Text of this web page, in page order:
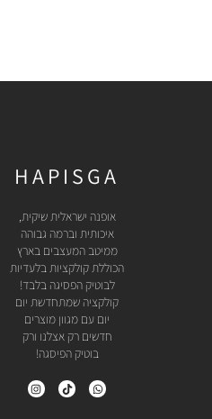
HAPISGA
אופנה ישראלית שיקית,
איכותית וברמה גבוהה
ממיטב המעצבים בארץ
הכוללת קולקציות בלעדיות
לבוטיק הפסיגה בלבד!
קולקציה שמתחדשת יום
יום עם מגוון מוצרים
חדשים רק אצלנו ורק
בוטיק הפיסגה!